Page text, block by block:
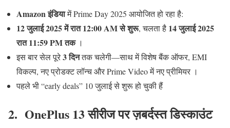
Amazon इंडियामें Prime Day 2025 आयोजित हो रहा है:
12 जुलाई 2025 में रात 12:00 AM से शुरू, चलता है 14 जुलाई 2025
रात 11:59 PM तक।
इस बार सेल पूरे3 दिनतक चलेगी—साथ में विशेष बैंक ऑफर, EMI
विकल्प, नए प्रोडक्ट लॉन्च और Prime Video में नए प्रीमियर ।
पहले भी “early deals” 10 जुलाई से शुरू हो चुकी हैं
2. OnePlus 13 सीरीज पर ज़बर्दस्त डिस्काउंट